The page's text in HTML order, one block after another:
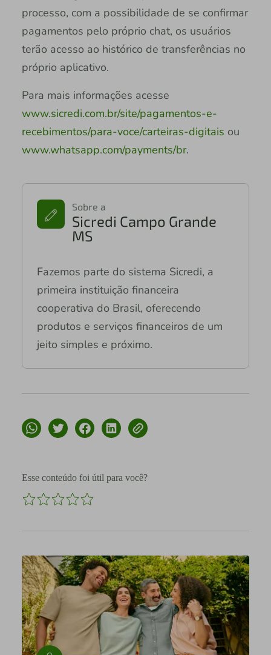
processo, com a possibilidade de se confirmar
pagamentos pelo próprio chat, os usuários
terão acesso ao histórico de transferências no
próprio aplicativo.
Para mais informações acesse
www.sicredi.com.br/site/pagamentos-e-
recebimentos/para-voce/carteiras-digitais ou
www.whatsapp.com/payments/br.
Sobre a
Sicredi Campo Grande
MS
Fazemos parte do sistema Sicredi, a
primeira instituição financeira
cooperativa do Brasil, oferecendo
produtos e serviços financeiros de um
jeito simples e próximo.
Esse conteúdo foi útil para você?